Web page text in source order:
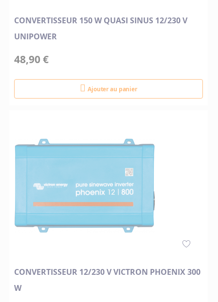
CONVERTISSEUR 150 W QUASI SINUS 12/230 V
UNIPOWER
48,90 €
Ajouter au panier
CONVERTISSEUR 12/230 V VICTRON PHOENIX 300
W